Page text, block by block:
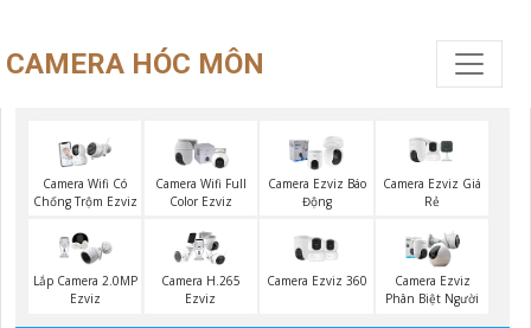
CAMERA HÓC MÔN
Camera Wifi Có
Chống Trộm Ezviz
Camera Wifi Full
Color Ezviz
Camera Ezviz Báo
Động
Camera Ezviz Giá
Rẻ
Lắp Camera 2.0MP
Ezviz
Camera H.265
Ezviz
Camera Ezviz 360
Camera Ezviz
Phân Biệt Người